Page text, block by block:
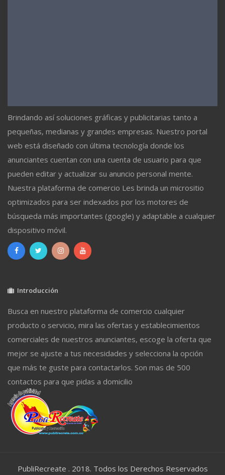
Brindando así soluciones gráficas y publicitarias tanto a
pequeñas, medianas y grandes empresas. Nuestro portal
web está diseñado con última tecnología donde los
anunciantes cuentan con una cuenta de usuario para que
pueden editar y actualizar su anuncio personal mente.
Nuestra plataforma de comercio Les brinda un micrositio
optimizados para ser indexados por los motores de
búsqueda más importantes (google) y adaptable a cualquier
dispositivo móvil.
Introducción
Busca en nuestro plataforma de comercio cualquier
producto o servicio, mira las ofertas y establecimientos
comerciales de nuestros anunciantes, escoge la oferta que
mejor se ajuste a tus necesidades y selecciona la opción
que más te guste para contactarlos. Son mas de 500
contactos para que pidas a domicilio
PubliRecreate . 2018. Todos los Derechos Reservados